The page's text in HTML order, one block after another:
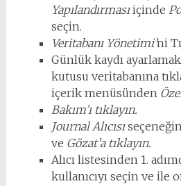
Yapılandırmasıiçinde
seçin.
Veritabanı Yönetimi’ni
Günlük kaydı
kutusu veritabanına
içerik menüsünden
Bakım’ı tıklayın.
Journal Alıcısı
ve Gözat’a tıklayın.
Alıcı listesinden 1.
kullanıcıyı seçin ve ile